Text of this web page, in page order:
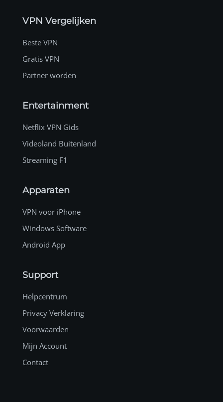
VPN Vergelijken
Beste VPN
Gratis VPN
Partner worden
Entertainment
Netflix VPN Gids
Videoland Buitenland
Streaming F1
Apparaten
VPN voor iPhone
Windows Software
Android App
Support
Helpcentrum
Privacy Verklaring
Voorwaarden
Mijn Account
Contact